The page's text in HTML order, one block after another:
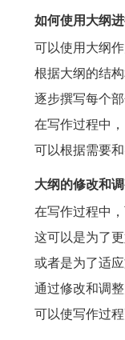
如何使用大纲
可以使用大纲
根据大纲的结构
逐步撰写每个
在写作过程中，
可以根据需要
大纲的修改和
在写作过程中
这可以是为了
或者是为了适
通过修改和调整
可以使写作过程